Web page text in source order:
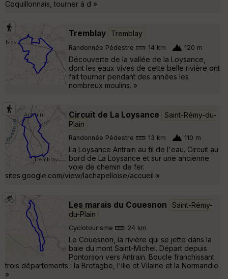
Coquillonnais, tourner à d »
Tremblay Tremblay
Randonnée Pédestre 14 km 120 m
Découverte de la vallée de la Loysance,
dont les eaux vives de cette belle rivière ont
fait tourner pendant des années les
nombreux moulins. »
Circuit de La Loysance
Saint-Rémy-du-
Plain
Randonnée Pédestre 13 km 110 m
La Loysance Antrain au fil de l'eau. Circuit au
bord de La Loysance et sur une ancienne
voie de chemin de fer.
sites.google.com/view/lachapelloise/accueil »
Les marais du Couesnon
Saint-Rémy-
du-Plain
Cyclotourisme 24 km
Le Couesnon, la rivière qui se jette dans la
baie du mont Saint-Michel. Départ depuis
Pontorson vers Antrain. Boucle franchissant
trois départements : la Bretagbe, l'Ille et Vilaine et la Normandie.
»